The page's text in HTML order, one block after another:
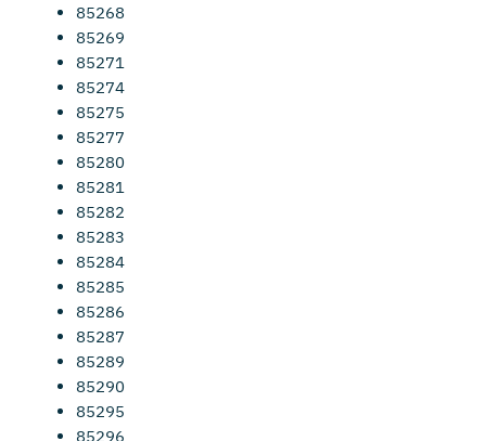
85268
85269
85271
85274
85275
85277
85280
85281
85282
85283
85284
85285
85286
85287
85289
85290
85295
85296